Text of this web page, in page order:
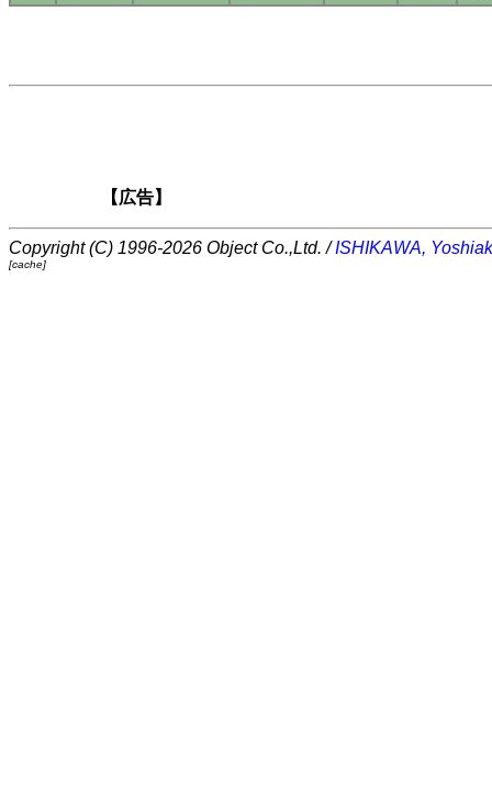
【広告】
Copyright (C) 1996-2026 Object Co.,Ltd. /ISHIKAWA,
[cache]